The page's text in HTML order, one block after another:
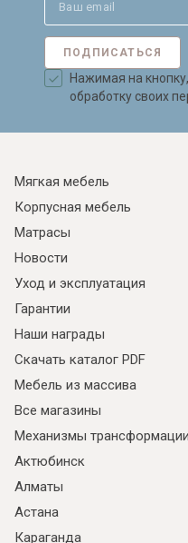
ПОДПИСАТЬСЯ
Нажимая на
обработку своих
Мягкая мебель
Корпусная мебель
Матрасы
Новости
Уход и эксплуатация
Гарантии
Наши награды
Скачать каталог PDF
Мебель из массива
Все магазины
Механизмы трансформации
Актюбинск
Алматы
Астана
Караганда